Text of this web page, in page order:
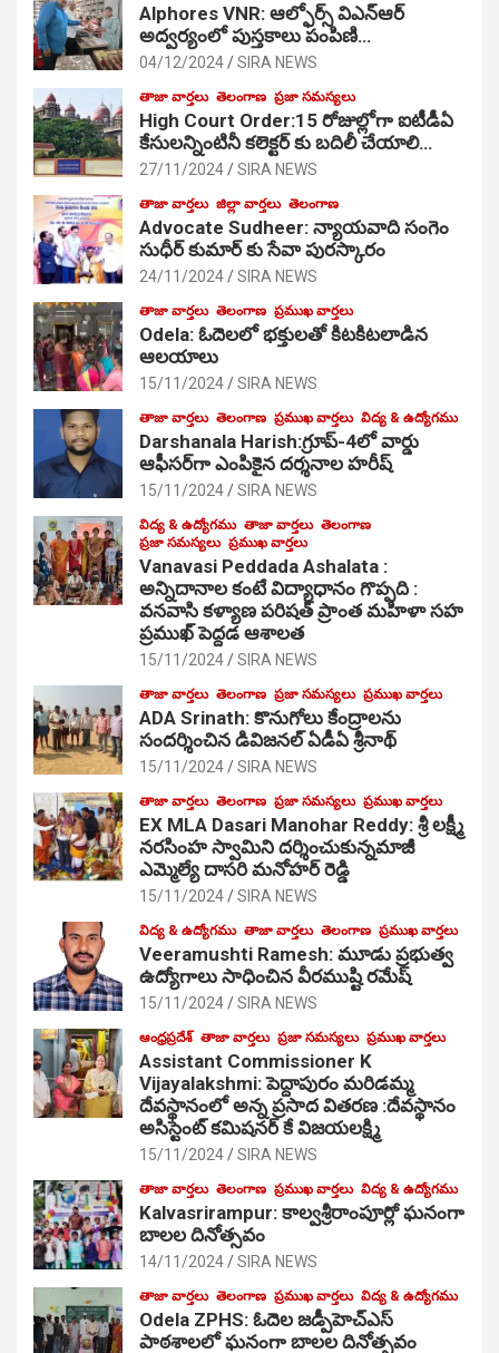
Alphores VNR: ఆల్ఫోర్స్ విఎన్ఆర్
అద్వర్యంలో పుస్తకాలు పంపిణి…
04/12/2024 SIRA NEWS
తాజా వార్తలు తెలంగాణ ప్రజా సమస్యలు
High Court Order:15 రోజుల్లోగా ఐటీడీఏ
కేసులన్నింటినీ కలెక్టర్ కు బదిలీ చేయాలి…
27/11/2024 SIRA NEWS
తాజా వార్తలు జిల్లా వార్తలు తెలంగాణ
Advocate Sudheer: న్యాయవాది సంగెం
సుధీర్ కుమార్ కు సేవా పురస్కారం
24/11/2024 SIRA NEWS
తాజా వార్తలు తెలంగాణ ప్రముఖ వార్తలు
Odela: ఓదెల‌లో భక్తులతో కిటకిటలాడిన
ఆల‌యాలు
15/11/2024 SIRA NEWS
తాజా వార్తలు తెలంగాణ ప్రముఖ వార్తలు విద్య & ఉద్యోగము
Darshanala Harish:గ్రూప్-4లో వార్డు
ఆఫీసర్‌గా ఎంపికైన దర్శనాల హరీష్
15/11/2024 SIRA NEWS
విద్య & ఉద్యోగము తాజా వార్తలు తెలంగాణ
ప్రజా సమస్యలు ప్రముఖ వార్తలు
Vanavasi Peddada Ashalata :
అన్నిదానాల కంటే విద్యాధానం గొప్పది :
వనవాసి కళ్యాణ పరిషత్ ప్రాంత మహిళా సహ
ప్రముఖ్ పెద్దడ ఆశాలత
15/11/2024 SIRA NEWS
తాజా వార్తలు తెలంగాణ ప్రజా సమస్యలు ప్రముఖ వార్తలు
ADA Srinath: కొనుగోలు కేంద్రాల‌ను
సంద‌ర్శించిన డివిజనల్ ఏడీఏ శ్రీనాథ్
15/11/2024 SIRA NEWS
తాజా వార్తలు తెలంగాణ ప్రజా సమస్యలు ప్రముఖ వార్తలు
EX MLA Dasari Manohar Reddy: శ్రీ లక్ష్మీ
నరసింహ స్వామిని దర్శించుకున్నమాజీ
ఎమ్మెల్యే దాసరి మనోహర్ రెడ్డి
15/11/2024 SIRA NEWS
విద్య & ఉద్యోగము తాజా వార్తలు తెలంగాణ ప్రముఖ వార్తలు
Veeramushti Ramesh: మూడు ప్రభుత్వ
ఉద్యోగాలు సాధించిన వీరముష్టి రమేష్
15/11/2024 SIRA NEWS
ఆంధ్రప్రదేశ్ తాజా వార్తలు ప్రజా సమస్యలు ప్రముఖ వార్తలు
Assistant Commissioner K
Vijayalakshmi: పెద్దాపురం మరిడమ్మ
దేవస్థానంలో అన్న ప్రసాద వితరణ :దేవస్థానం
అసిస్టెంట్ కమిషనర్ కే విజయలక్ష్మి
15/11/2024 SIRA NEWS
తాజా వార్తలు తెలంగాణ ప్రముఖ వార్తలు విద్య & ఉద్యోగము
Kalvasrirampur: కాల్వశ్రీరాంపూర్లో ఘనంగా
బాలల దినోత్సవం
14/11/2024 SIRA NEWS
తాజా వార్తలు తెలంగాణ ప్రముఖ వార్తలు విద్య & ఉద్యోగము
Odela ZPHS: ఓదెల జ‌డ్పీహెచ్ఎస్
పాఠ‌శాల‌లో ఘనంగా బాలల దినోత్సవం